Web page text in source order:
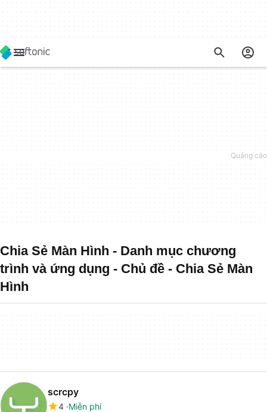
Chia Sẻ Màn Hình - Danh mục chương
trình và ứng dụng - Chủ đề - Chia Sẻ Màn
Hình
scrcpy
4 Miễn phí